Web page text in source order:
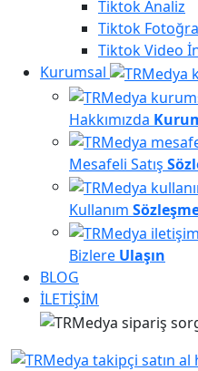
TiktokAnaliz
Tiktok
TiktokVideo
Kurumsal
Hakkımızda
Mesafeli Satış
Kullanım
Bizlere Ulaşın
BLOG
İLETİŞİM